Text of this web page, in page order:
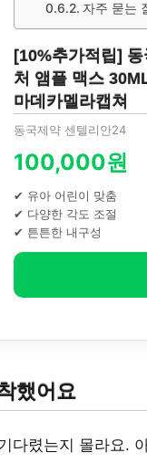
자주 묻는
[10%추가적립]
처 앰플 맥스
마데카멜라캡쳐
동국제약 센텔리안24
100,000원
✔ 유아 어린이 맞춤
✔ 다양한 각도 조절
✔ 튼튼한 내구성
했어요
다렸는지 몰라요.